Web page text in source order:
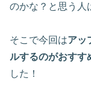
のかな？と思う人
そこで今回はアッ
ルするのがおすす
した！